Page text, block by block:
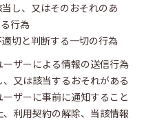
し、又はそのおそれのあ
行為
適切と判断する一切の行為
ザーによる情報の送信行為
又は該当するおそれがある
ザーに事前に通知すること
利用契約の解除、当該情報